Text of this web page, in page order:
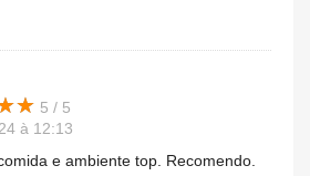
★
★ 5 / 5
à 12:13
e ambiente top. Recomendo.